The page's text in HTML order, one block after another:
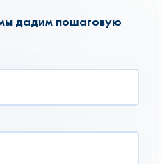
дадим пошаговую